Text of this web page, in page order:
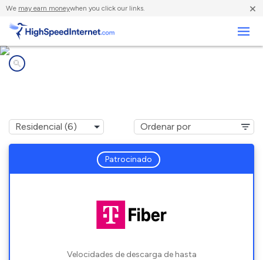
We may earn moneywhen you click our links. ×
Patrocinado
Velocidades de descarga de hasta